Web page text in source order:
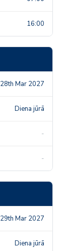
16:00
28th Mar 2027
Diena jūrā
-
-
29th Mar 2027
Diena jūrā